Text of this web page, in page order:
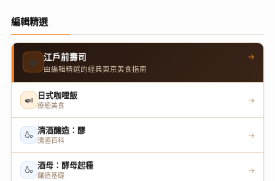
編輯精選
🍣 江戶前壽司
由編輯精選的經典東京美食指南
→
🍛 日式咖哩飯
療癒美食
→
🍶 清酒釀造：醪
清酒百科
→
🍶 酒母：酵母起種
釀造基礎
→